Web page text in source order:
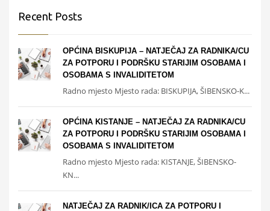
Recent Posts
OPĆINA BISKUPIJA – NATJEČAJ ZA RADNIKA/CU
ZA POTPORU I PODRŠKU STARIJIM OSOBAMA I
OSOBAMA S INVALIDITETOM
Radno mjesto Mjesto rada: BISKUPIJA, ŠIBENSKO-K...
OPĆINA KISTANJE – NATJEČAJ ZA RADNIKA/CU
ZA POTPORU I PODRŠKU STARIJIM OSOBAMA I
OSOBAMA S INVALIDITETOM
Radno mjesto Mjesto rada: KISTANJE, ŠIBENSKO-
KN...
NATJEČAJ ZA RADNIK/ICA ZA POTPORU I